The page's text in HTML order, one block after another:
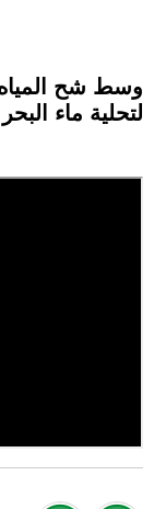
وسط شح
لتحلية ماء البحر